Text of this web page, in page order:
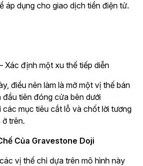
áp dụng cho giao dịch tiền điện tử.
Xác định một xu thế tiếp diễn
điều nên làm là mở một vị thế bán
đầu tiên đóng cửa bên dưới
các mục tiêu cắt lỗ và chốt lời tương
trên.
Của Gravestone Doji
vị thế chỉ dựa trên mô hình này